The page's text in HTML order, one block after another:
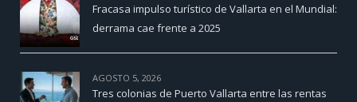
Fracasa impulso turístico de Vallarta en el Mundial:
derrama cae frente a 2025
AGOSTO 5, 2026
Tres colonias de Puerto Vallarta entre las rentas